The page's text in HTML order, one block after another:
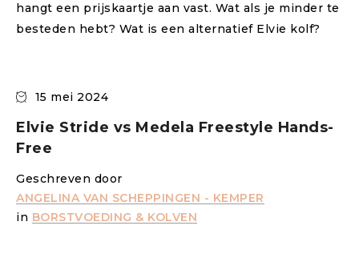
hangt een prijskaartje aan vast. Wat als je minder te
besteden hebt? Wat is een alternatief Elvie kolf?
15 mei 2024
Elvie Stride vs Medela Freestyle Hands-
Free
Geschreven door
ANGELINA VAN SCHEPPINGEN - KEMPER
in BORSTVOEDING & KOLVEN